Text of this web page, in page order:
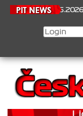
21.6.2026